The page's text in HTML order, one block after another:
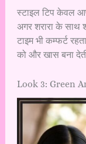
स्टाइल टिप केवल
अगर शरारा के साथ
टाइम भी कम्फर्ट
को और खास बना
Look 3: Green